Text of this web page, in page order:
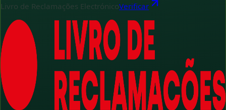
Livro de Reclamações ElectrónicoVerificar